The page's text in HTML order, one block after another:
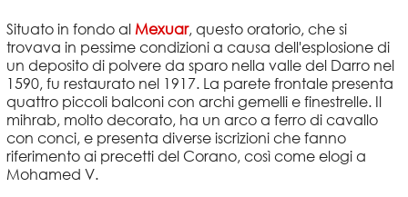
Situato in fondo al Mexuar, questo oratorio, che si
trovava in pessime condizioni a causa dell'esplosione di
un deposito di polvere da sparo nella valle del Darro nel
1590, fu restaurato nel 1917. La parete frontale presenta
quattro piccoli balconi con archi gemelli e finestrelle. Il
mihrab, molto decorato, ha un arco a ferro di cavallo
con conci, e presenta diverse iscrizioni che fanno
riferimento ai precetti del Corano, così come elogi a
Mohamed V.